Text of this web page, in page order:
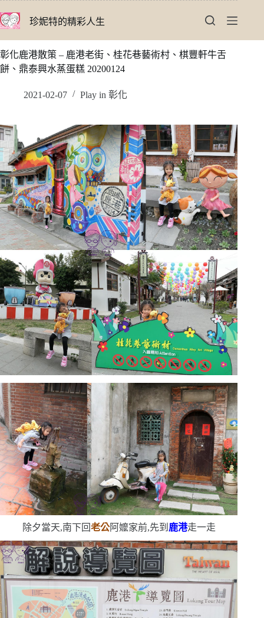
至
要
內
珍妮特的精彩人生
彰化鹿港散策 – 鹿港老街、桂花巷藝術村、棋豐軒牛舌
餅、鼎泰興水蒸蛋糕 20200124
2021-02-07 Play in 彰化
除夕當天,南下回老公阿嬤家前,先到 鹿港走一走